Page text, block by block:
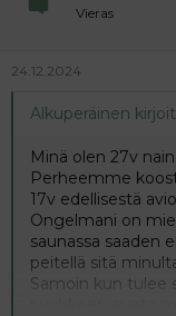
Vieras
24.12.2024
Alkuperäinen
Minä olen 27v
Perheemme
17v edellisestä
Ongelmani on
saunassa saaden
peitellä sitä
Samoin kun tulee
pyyhkeen aueta